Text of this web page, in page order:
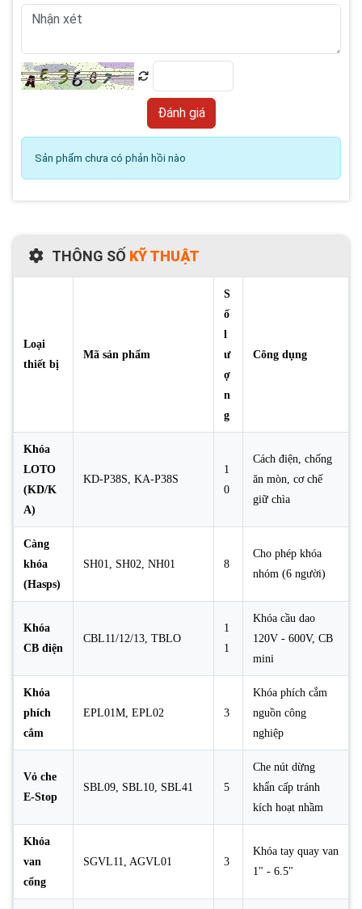
Sản phẩm chưa có phản hồi nào
THÔNG SỐ KỸ THUẬT
Loại
thiết bị
Mã sản phẩm
S
ố
l
ư
ợ
n
g
Công dụng
Khóa
LOTO
(KD/K
A)
KD-P38S, KA-P38S
1
0
Cách điện, chống
ăn mòn, cơ chế
giữ chìa
Càng
khóa
(Hasps)
SH01, SH02, NH01 8
Cho phép khóa
nhóm (6 người)
Khóa
CB điện
CBL11/12/13, TBLO
1
1
Khóa cầu dao
120V - 600V, CB
mini
Khóa
phích
cắm
EPL01M, EPL02 3
Khóa phích cắm
nguồn công
nghiệp
Vỏ che
E-Stop
SBL09, SBL10, SBL41 5
Che nút dừng
khẩn cấp tránh
kích hoạt nhầm
Khóa
van
cổng
SGVL11, AGVL01 3
Khóa tay quay van
1" - 6.5"